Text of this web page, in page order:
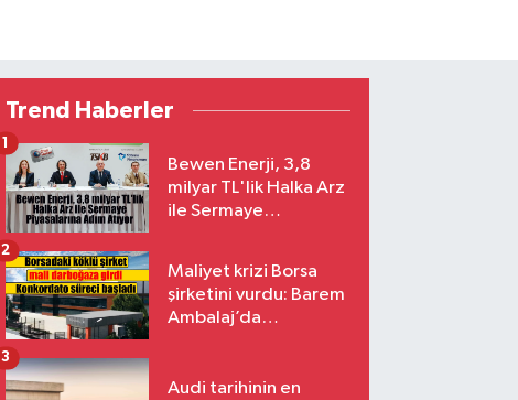
Trend Haberler
Bewen Enerji, 3,8
milyar TL'lik Halka Arz
ile Sermaye
1
Maliyet krizi Borsa
şirketini vurdu: Barem
Ambalaj’da
2
Audi tarihinin en
3